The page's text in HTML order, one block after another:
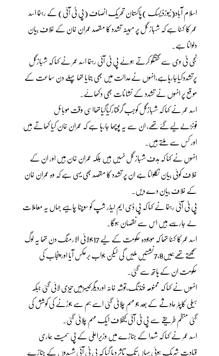
اسلام آباد(نیوزڈیسک )پاکستان تحریک انصاف (پی ٹی آئی) کے رہنما اسد
عمر کا کہنا ہے کہ شہباز گل پر مبینہ تشدد کا مقصد عمران خان کے خلاف بیان
دلوانا ہے۔
نجی ٹی وی سے گفتگو کرتے ہوئے پی ٹی آئی رہنما اسد عمر نے کہا کہ شہبازگل
پرتشددکیاجارہاہے،انہوں نےعدالت میں بھی بتایا تھا پہلے دن سماعت کے
موقع پر انہوں نے تشدد کے نشانات بھی دکھائے۔
اسد عمر نے کہا کہ شہبازگل کوجب گرفتارکیاگیاتھااسی وقت موبائل
فونزلےلیےگئےتھے، ان سے یہ پوچھا جارہا ہے کہ عمران خان کیا کھاتے ہیں
اور کس سے ملتے ہیں۔
انہوں نے کہا کہ ہدف شہباز گل نہیں ہیں بلکہ عمران خان ہیں اور ان کے
خلاف کوئی بیان نکلوانا ہے ان پر تشدد کا مقصد بھی یہی ہے کہ وہ عمران خان
کے خلاف بیان دے دیں۔
پی ٹی آئی رہنما نے کہا کہ پی ڈی ایم لیڈر شپ کو سوچنا چاہیے جہاں یہ معاملات
لے جارہہے ہیں اس سے نقصان ہوگا۔
اسد عمر کا کہنا تھا کہ موجودہ حکومت کے لیے 17جولائی الارمنگ دن تھا یہ لوگ
سمجھتےتھےہمیں7،8نشستیں ملیں گی لیکن جواب برعکس آیا اور پنجاب کی
حکومت ان کے ہاتھ سے گئی۔
انہوں نے کہا کہ ممنوعہ فنڈنگ،توشہ خانہ اوردیگرکیسزمیں تیزی لائی گئی جبکہ
ہیلی کاپٹر حادثے کے بعد جو مہم چلائی گئی اسے ہم سے جوڑنے کی کوشش کی
گئی منظم طریقے سے پی ٹی آئی کیخلاف ایک مہم چلائی گئی۔
اسد عمر نے کہا کہ شہدا کے جنازے میں وزیراعلیٰ کے پی سمیت ہماری
قیادت شریک ہوئی یہاں تک تاثر دیا گیا کہ پی ٹی آئی شہیدوں کے جنازے